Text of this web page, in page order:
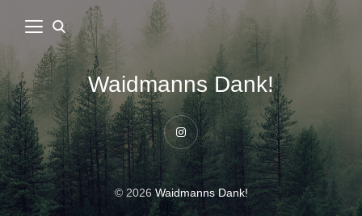
Waidmanns Dank!
Instagram
© 2026Waidmanns Dank!